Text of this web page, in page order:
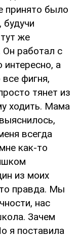
принято было
же
Он работал с
а
фигня,
тянет из
ходить. Мама
всегда
как-то
из моих
правда. Мы
нас
Зачем
я поставила